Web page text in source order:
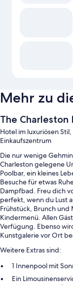
Mehr zu
The Charleston
Hotel im luxuriösen
Einkaufszentrum
Die nur wenige
Charleston gelegene
Poolbar, ein kleines
Besuche für etwas
Dampfbad. Freu dich
perfekt, wenn du Lust
Frühstück, Brunch
Kindermenü. Allen
Verfügung. Ebenso
Kunstgalerie vor Ort
Weitere Extras sind:
1 Innenpool mit
Ein